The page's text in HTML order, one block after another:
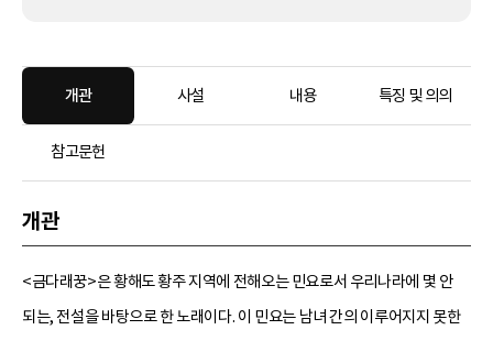
개관 사설 내용 특징 및 의의
참고문헌
개관
<금다래꿍>은 황해도 황주 지역에 전해오는 민요로서 우리나라에 몇 안
되는, 전설을 바탕으로 한 노래이다. 이 민요는 남녀 간의 이루어지지 못한